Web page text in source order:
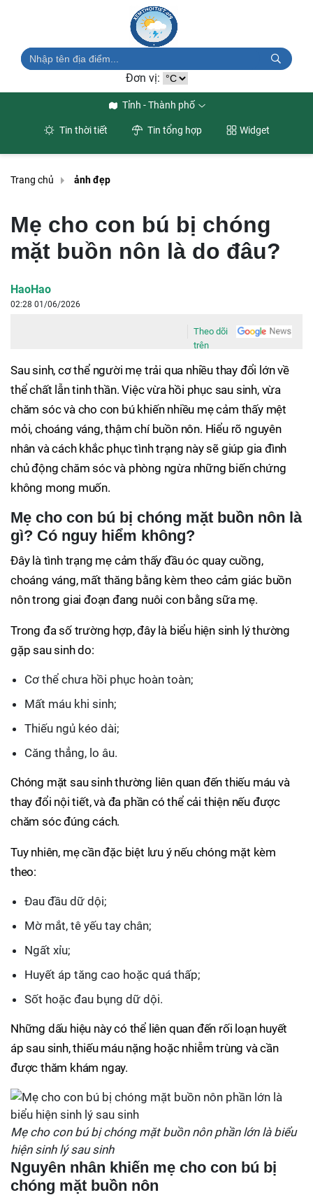
Đơn vị:
Tỉnh - Thành phố
Tin thời tiết Tin tổng hợp Widget
Trang chủ ảnh đẹp
Mẹ cho con bú bị chóng
mặt buồn nôn là do đâu?
HaoHao
02:28 01/06/2026
Theo dõi
trên
Sau sinh, cơ thể người mẹ trải qua nhiều thay đổi lớn về
thể chất lẫn tinh thần. Việc vừa hồi phục sau sinh, vừa
chăm sóc và cho con bú khiến nhiều mẹ cảm thấy mệt
mỏi, choáng váng, thậm chí buồn nôn. Hiểu rõ nguyên
nhân và cách khắc phục tình trạng này sẽ giúp gia đình
chủ động chăm sóc và phòng ngừa những biến chứng
không mong muốn.
Mẹ cho con bú bị chóng mặt buồn nôn là
gì? Có nguy hiểm không?
Đây là tình trạng mẹ cảm thấy đầu óc quay cuồng,
choáng váng, mất thăng bằng kèm theo cảm giác buồn
nôn trong giai đoạn đang nuôi con bằng sữa mẹ.
Trong đa số trường hợp, đây là biểu hiện sinh lý thường
gặp sau sinh do:
Cơ thể chưa hồi phục hoàn toàn;
Mất máu khi sinh;
Thiếu ngủ kéo dài;
Căng thẳng, lo âu.
Chóng mặt sau sinh thường liên quan đến thiếu máu và
thay đổi nội tiết, và đa phần có thể cải thiện nếu được
chăm sóc đúng cách.
Tuy nhiên, mẹ cần đặc biệt lưu ý nếu chóng mặt kèm
theo:
Đau đầu dữ dội;
Mờ mắt, tê yếu tay chân;
Ngất xỉu;
Huyết áp tăng cao hoặc quá thấp;
Sốt hoặc đau bụng dữ dội.
Những dấu hiệu này có thể liên quan đến rối loạn huyết
áp sau sinh, thiếu máu nặng hoặc nhiễm trùng và cần
được thăm khám ngay.
Mẹ cho con bú bị chóng mặt buồn nôn phần lớn là biểu
hiện sinh lý sau sinh
Nguyên nhân khiến mẹ cho con bú bị
chóng mặt buồn nôn